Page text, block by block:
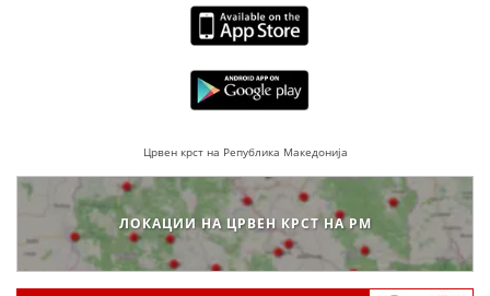
Црвен крст на Република Македонија
ЛОКАЦИИ НА ЦРВЕН КРСТ НА РМ